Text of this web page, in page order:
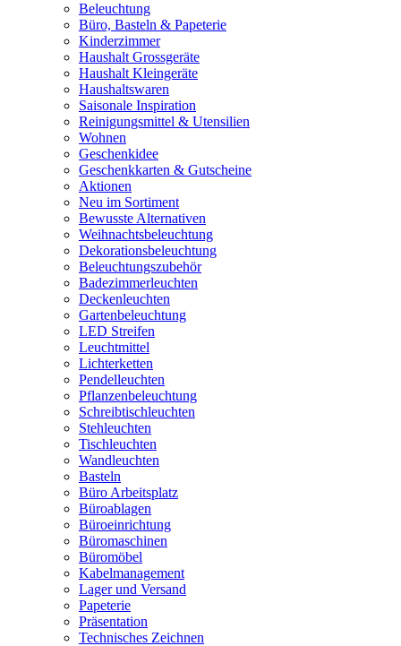
Beleuchtung
Büro, Basteln & Papeterie
Kinderzimmer
Haushalt Grossgeräte
Haushalt Kleingeräte
Haushaltswaren
Saisonale Inspiration
Reinigungsmittel & Utensilien
Wohnen
Geschenkidee
Geschenkkarten & Gutscheine
Aktionen
Neu im Sortiment
Bewusste Alternativen
Weihnachtsbeleuchtung
Dekorationsbeleuchtung
Beleuchtungszubehör
Badezimmerleuchten
Deckenleuchten
Gartenbeleuchtung
LED Streifen
Leuchtmittel
Lichterketten
Pendelleuchten
Pflanzenbeleuchtung
Schreibtischleuchten
Stehleuchten
Tischleuchten
Wandleuchten
Basteln
Büro Arbeitsplatz
Büroablagen
Büroeinrichtung
Büromaschinen
Büromöbel
Kabelmanagement
Lager und Versand
Papeterie
Präsentation
Technisches Zeichnen